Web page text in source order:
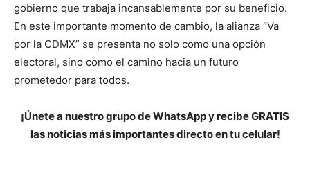
gobierno que trabaja incansablemente por su beneficio.
En este importante momento de cambio, la alianza “Va
por la CDMX” se presenta no solo como una opción
electoral, sino como el camino hacia un futuro
prometedor para todos.
¡Únete a nuestro grupo de WhatsApp y recibe GRATIS
las noticias más importantes directo en tu celular!